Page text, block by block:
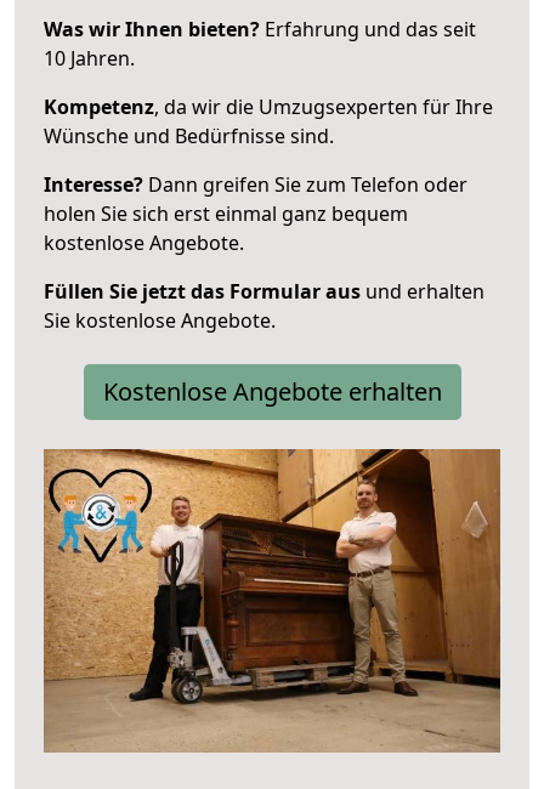
Was wir Ihnen bieten? Erfahrung und das seit
10 Jahren.
Kompetenz, da wir die Umzugsexperten für Ihre
Wünsche und Bedürfnisse sind.
Interesse? Dann greifen Sie zum Telefon oder
holen Sie sich erst einmal ganz bequem
kostenlose Angebote.
Füllen Sie jetzt das Formular aus und erhalten
Sie kostenlose Angebote.
Kostenlose Angebote erhalten